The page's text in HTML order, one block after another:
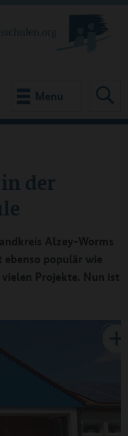
Menu
der
Alzey-Worms
populär wie
Projekte. Nun ist